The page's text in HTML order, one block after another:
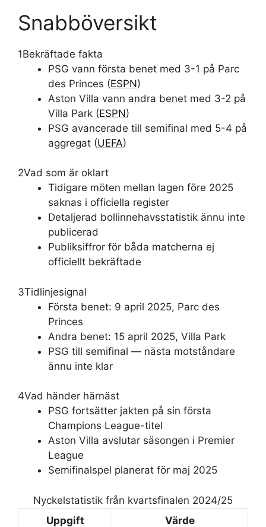
Snabböversikt
1Bekräftade fakta
PSG vann första benet med 3-1 på Parc
des Princes (ESPN)
Aston Villa vann andra benet med 3-2 på
Villa Park (ESPN)
PSG avancerade till semifinal med 5-4 på
aggregat (UEFA)
2Vad som är oklart
Tidigare möten mellan lagen före 2025
saknas i officiella register
Detaljerad bollinnehavsstatistik ännu inte
publicerad
Publiksiffror för båda matcherna ej
officiellt bekräftade
3Tidlinjesignal
Första benet: 9 april 2025, Parc des
Princes
Andra benet: 15 april 2025, Villa Park
PSG till semifinal — nästa motståndare
ännu inte klar
4Vad händer härnäst
PSG fortsätter jakten på sin första
Champions League-titel
Aston Villa avslutar säsongen i Premier
League
Semifinalspel planerat för maj 2025
Nyckelstatistik från kvartsfinalen 2024/25
Uppgift
Värde